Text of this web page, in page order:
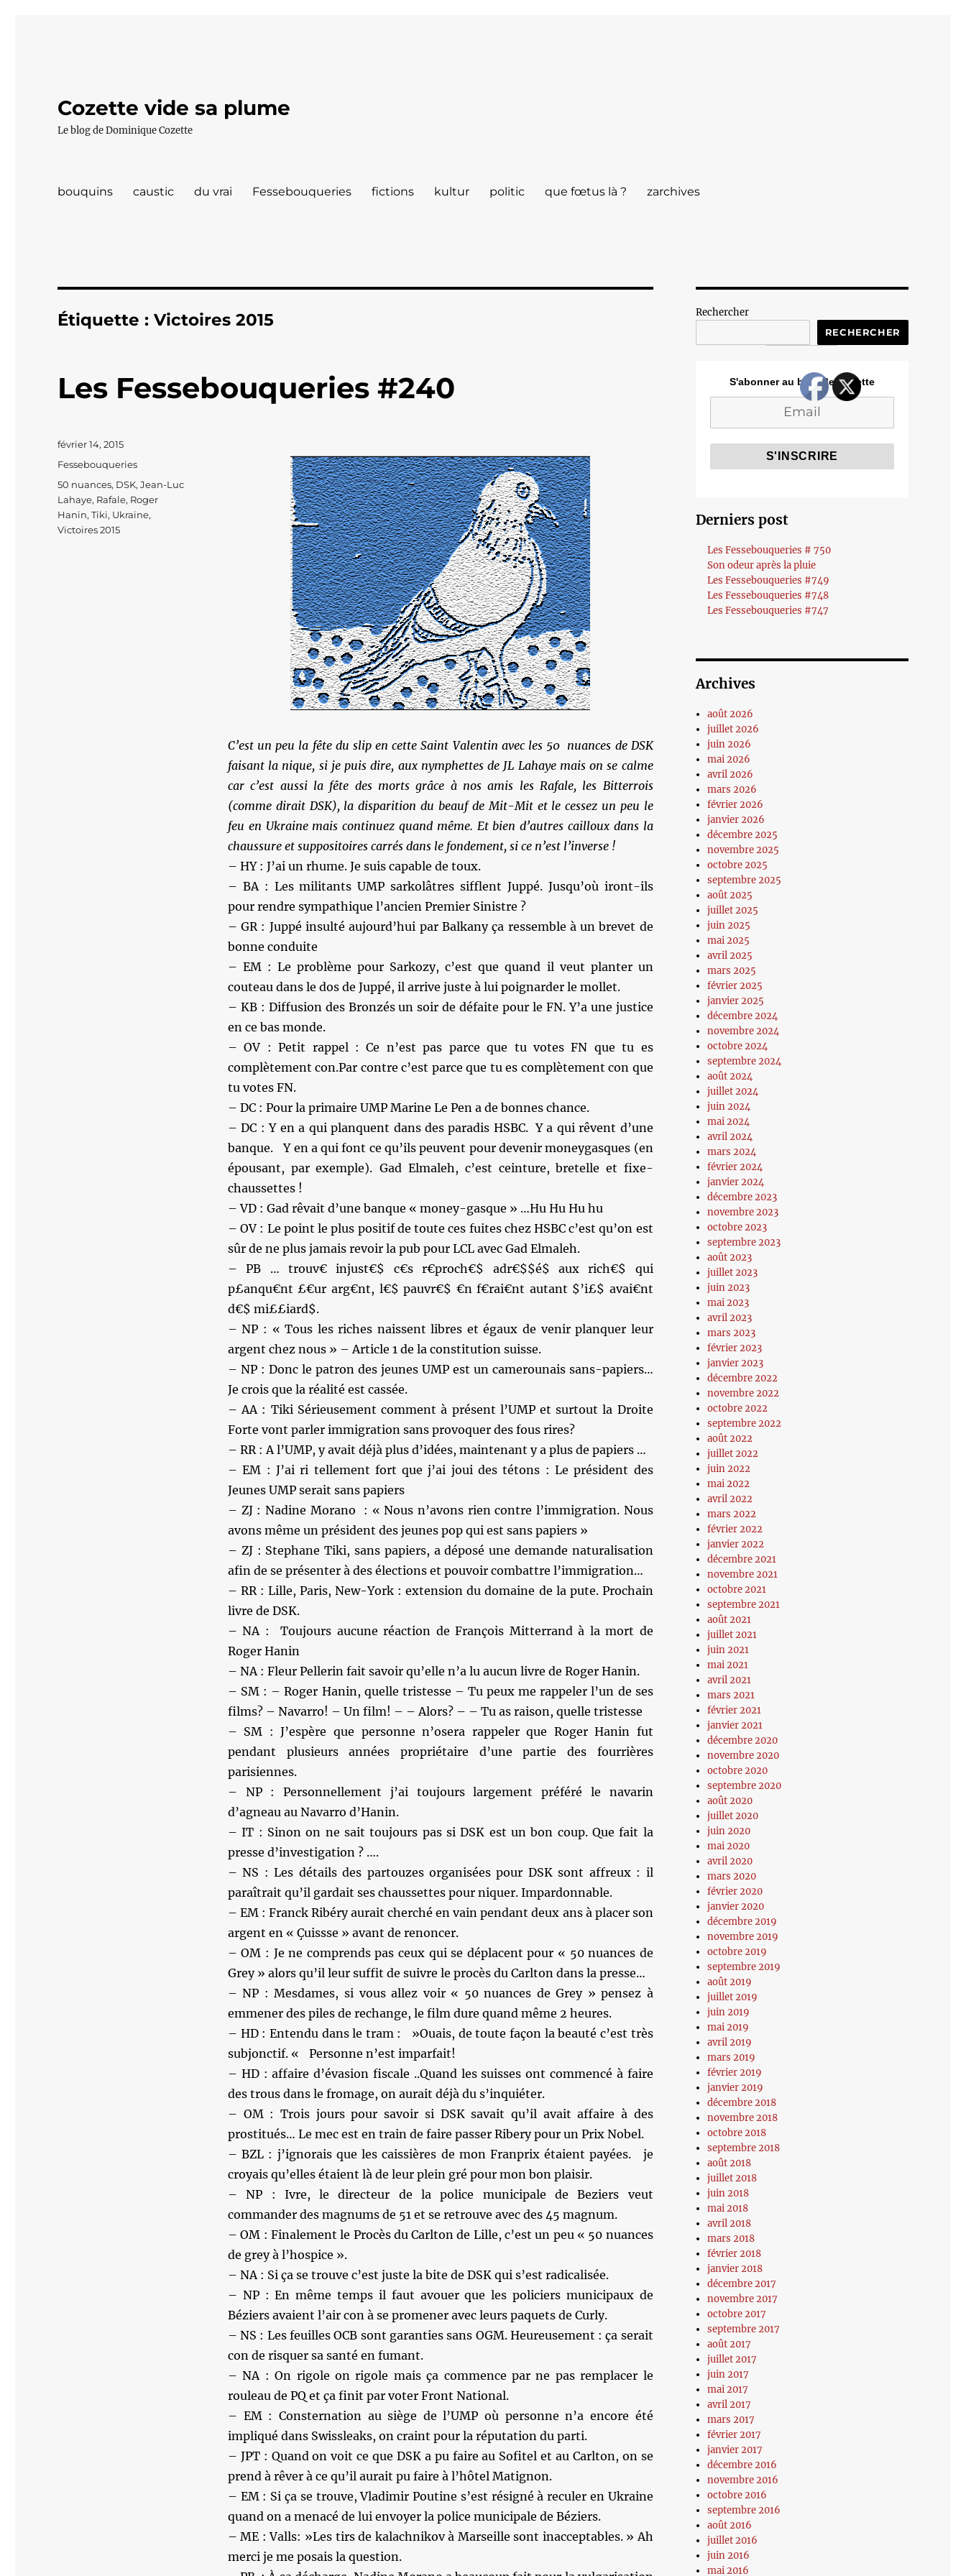
Cozette vide sa plume
Le blog de Dominique Cozette
bouquins caustic du vrai Fessebouqueries fictions kultur politic que fœtus là ? zarchives
Étiquette :Victoires 2015
Les Fessebouqueries #240
C’est un peu la fête du slip en cette Saint Valentin avec les 50 nuances de DSK
faisant la nique, si je puis dire, aux nymphettes de JL Lahaye mais on se calme
car c’est aussi la fête des morts grâce à nos amis les Rafale, les Bitterrois
(comme dirait DSK), la disparition du beauf de Mit-Mit et le cessez un peu le
feu en Ukraine mais continuez quand même. Et bien d’autres cailloux dans la
chaussure et suppositoires carrés dans le fondement, si ce n’est l’inverse !
– HY : J’ai un rhume. Je suis capable de toux.
– BA : Les militants UMP sarkolâtres sifflent Juppé. Jusqu’où iront-ils
pour rendre sympathique l’ancien Premier Sinistre ?
– GR : Juppé insulté aujourd’hui par Balkany ça ressemble à un brevet de
bonne conduite
– EM : Le problème pour Sarkozy, c’est que quand il veut planter un
couteau dans le dos de Juppé, il arrive juste à lui poignarder le mollet.
– KB : Diffusion des Bronzés un soir de défaite pour le FN. Y’a une justice
en ce bas monde.
– OV : Petit rappel : Ce n’est pas parce que tu votes FN que tu es
complètement con.Par contre c’est parce que tu es complètement con que
tu votes FN.
– DC : Pour la primaire UMP Marine Le Pen a de bonnes chance.
– DC : Y en a qui planquent dans des paradis HSBC. Y a qui rêvent d’une
banque. Y en a qui font ce qu’ils peuvent pour devenir moneygasques (en
épousant, par exemple). Gad Elmaleh, c’est ceinture, bretelle et fixe-
chaussettes !
– VD : Gad rêvait d’une banque « money-gasque » …Hu Hu Hu hu
– OV : Le point le plus positif de toute ces fuites chez HSBC c’est qu’on est
sûr de ne plus jamais revoir la pub pour LCL avec Gad Elmaleh.
– PB … trouv€ injust€$ c€s r€proch€$ adr€$$é$ aux rich€$ qui
p£anqu€nt £€ur arg€nt, l€$ pauvr€$ €n f€rai€nt autant $’i£$ avai€nt
d€$ mi££iard$.
– NP : « Tous les riches naissent libres et égaux de venir planquer leur
argent chez nous » – Article 1 de la constitution suisse.
– NP : Donc le patron des jeunes UMP est un camerounais sans-papiers…
Je crois que la réalité est cassée.
– AA : Tiki Sérieusement comment à présent l’UMP et surtout la Droite
Forte vont parler immigration sans provoquer des fous rires?
– RR : A l’UMP, y avait déjà plus d’idées, maintenant y a plus de papiers …
– EM : J’ai ri tellement fort que j’ai joui des tétons : Le président des
Jeunes UMP serait sans papiers
– ZJ : Nadine Morano : « Nous n’avons rien contre l’immigration. Nous
avons même un président des jeunes pop qui est sans papiers »
– ZJ : Stephane Tiki, sans papiers, a déposé une demande naturalisation
afin de se présenter à des élections et pouvoir combattre l’immigration…
– RR : Lille, Paris, New-York : extension du domaine de la pute. Prochain
livre de DSK.
– NA : Toujours aucune réaction de François Mitterrand à la mort de
Roger Hanin
– NA : Fleur Pellerin fait savoir qu’elle n’a lu aucun livre de Roger Hanin.
– SM : – Roger Hanin, quelle tristesse – Tu peux me rappeler l’un de ses
films? – Navarro! – Un film! – – Alors? – – Tu as raison, quelle tristesse
– SM : J’espère que personne n’osera rappeler que Roger Hanin fut
pendant plusieurs années propriétaire d’une partie des fourrières
parisiennes.
– NP : Personnellement j’ai toujours largement préféré le navarin
d’agneau au Navarro d’Hanin.
– IT : Sinon on ne sait toujours pas si DSK est un bon coup. Que fait la
presse d’investigation ? ….
– NS : Les détails des partouzes organisées pour DSK sont affreux : il
paraîtrait qu’il gardait ses chaussettes pour niquer. Impardonnable.
– EM : Franck Ribéry aurait cherché en vain pendant deux ans à placer son
argent en « Çuissse » avant de renoncer.
– OM : Je ne comprends pas ceux qui se déplacent pour « 50 nuances de
Grey » alors qu’il leur suffit de suivre le procès du Carlton dans la presse…
– NP : Mesdames, si vous allez voir « 50 nuances de Grey » pensez à
emmener des piles de rechange, le film dure quand même 2 heures.
– HD : Entendu dans le tram : »Ouais, de toute façon la beauté c’est très
subjonctif. « Personne n’est imparfait!
– HD : affaire d’évasion fiscale ..Quand les suisses ont commencé à faire
des trous dans le fromage, on aurait déjà du s’inquiéter.
– OM : Trois jours pour savoir si DSK savait qu’il avait affaire à des
prostitués… Le mec est en train de faire passer Ribery pour un Prix Nobel.
– BZL : j’ignorais que les caissières de mon Franprix étaient payées. je
croyais qu’elles étaient là de leur plein gré pour mon bon plaisir.
– NP : Ivre, le directeur de la police municipale de Beziers veut
commander des magnums de 51 et se retrouve avec des 45 magnum.
– OM : Finalement le Procès du Carlton de Lille, c’est un peu « 50 nuances
de grey à l’hospice ».
– NA : Si ça se trouve c’est juste la bite de DSK qui s’est radicalisée.
– NP : En même temps il faut avouer que les policiers municipaux de
Béziers avaient l’air con à se promener avec leurs paquets de Curly.
– NS : Les feuilles OCB sont garanties sans OGM. Heureusement : ça serait
con de risquer sa santé en fumant.
– NA : On rigole on rigole mais ça commence par ne pas remplacer le
rouleau de PQ et ça finit par voter Front National.
– EM : Consternation au siège de l’UMP où personne n’a encore été
impliqué dans Swissleaks, on craint pour la réputation du parti.
– JPT : Quand on voit ce que DSK a pu faire au Sofitel et au Carlton, on se
prend à rêver à ce qu’il aurait pu faire à l’hôtel Matignon.
– EM : Si ça se trouve, Vladimir Poutine s’est résigné à reculer en Ukraine
quand on a menacé de lui envoyer la police municipale de Béziers.
– ME : Valls: »Les tirs de kalachnikov à Marseille sont inacceptables. » Ah
merci je me posais la question.
Publié
février 14, 2015
Catégories
Fessebouqueries
Étiquettes
50 nuances, DSK,Jean-Luc
Lahaye, Rafale, Roger
Hanin,Tiki, Ukraine,
Victoires 2015
Rechercher
RECHERCHER
S'abonner au blog de Cozette
Derniers post
Les Fessebouqueries # 750
Son odeur après la pluie
Les Fessebouqueries #749
Les Fessebouqueries #748
Les Fessebouqueries #747
Archives
août 2026
juillet 2026
juin 2026
mai 2026
avril 2026
mars 2026
février 2026
janvier 2026
décembre 2025
novembre 2025
octobre 2025
septembre 2025
août 2025
juillet 2025
juin 2025
mai 2025
avril 2025
mars 2025
février 2025
janvier 2025
décembre 2024
novembre 2024
octobre 2024
septembre 2024
août 2024
juillet 2024
juin 2024
mai 2024
avril 2024
mars 2024
février 2024
janvier 2024
décembre 2023
novembre 2023
octobre 2023
septembre 2023
août 2023
juillet 2023
juin 2023
mai 2023
avril 2023
mars 2023
février 2023
janvier 2023
décembre 2022
novembre 2022
octobre 2022
septembre 2022
août 2022
juillet 2022
juin 2022
mai 2022
avril 2022
mars 2022
février 2022
janvier 2022
décembre 2021
novembre 2021
octobre 2021
septembre 2021
août 2021
juillet 2021
juin 2021
mai 2021
avril 2021
mars 2021
février 2021
janvier 2021
décembre 2020
novembre 2020
octobre 2020
septembre 2020
août 2020
juillet 2020
juin 2020
mai 2020
avril 2020
mars 2020
février 2020
janvier 2020
décembre 2019
novembre 2019
octobre 2019
septembre 2019
août 2019
juillet 2019
juin 2019
mai 2019
avril 2019
mars 2019
février 2019
janvier 2019
décembre 2018
novembre 2018
octobre 2018
septembre 2018
août 2018
juillet 2018
juin 2018
mai 2018
avril 2018
mars 2018
février 2018
janvier 2018
décembre 2017
novembre 2017
octobre 2017
septembre 2017
août 2017
juillet 2017
juin 2017
mai 2017
avril 2017
mars 2017
février 2017
janvier 2017
décembre 2016
novembre 2016
octobre 2016
septembre 2016
août 2016
juillet 2016
juin 2016
mai 2016